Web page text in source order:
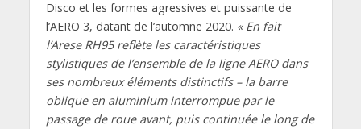
Disco et les formes agressives et puissante de
l’AERO 3, datant de l’automne 2020. « En fait
l’Arese RH95 reflète les caractéristiques
stylistiques de l’ensemble de la ligne AERO dans
ses nombreux éléments distinctifs – la barre
oblique en aluminium interrompue par le
passage de roue avant, puis continuée le long de